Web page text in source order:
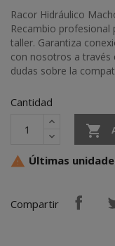
Racor Hidráulico
Recambio
taller. Garantiza
con nosotros a través
dudas sobre la
Cantidad

 Últimas
Compartir